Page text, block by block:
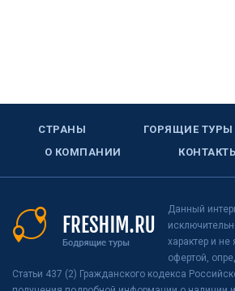
СТРАНЫ ГОРЯЩИЕ ТУРЫ
О КОМПАНИИ
Данный
характер и не
офертой,
Статьи 437 (2) Гражданского кодекса